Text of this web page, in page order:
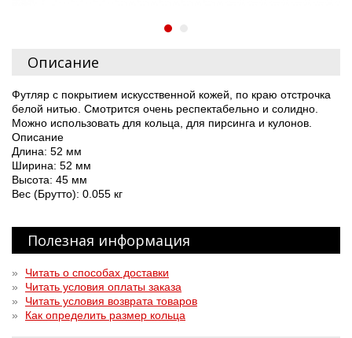
Описание
Футляр с покрытием искусственной кожей, по краю отстрочка
белой нитью. Смотрится очень респектабельно и солидно.
Можно использовать для кольца, для пирсинга и кулонов.
Описание
Длина: 52 мм
Ширина: 52 мм
Высота: 45 мм
Вес (Брутто): 0.055 кг
Полезная информация
»
Читать о способах доставки
»
Читать условия оплаты заказа
»
Читать условия возврата товаров
»
Как определить размер кольца